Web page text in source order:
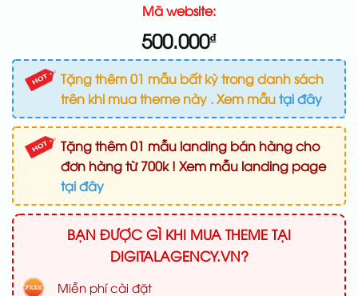
Mã website:
500.000₫
Tặng thêm 01 mẫu bất kỳ trong danh sách
trên khi mua theme này . Xem mẫutại đây
Tặng thêm 01 mẫu landing bán hàng cho
đơn hàng từ 700k ! Xem mẫu landing page
tại đây
BẠN ĐƯỢC GÌ KHI MUA THEME TẠI
DIGITALAGENCY.VN?
Miễn phí cài đặt